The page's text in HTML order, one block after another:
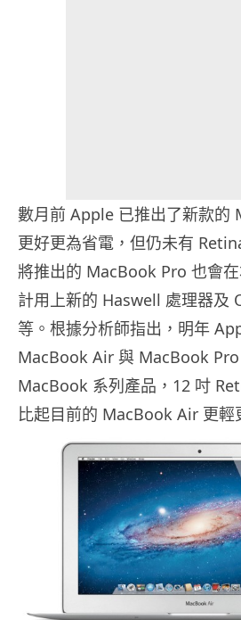
數月前 Apple 已推出了新款的
更好更為省電，但仍未有
將推出的 MacBook Pro 也會
計用上新的 Haswell 處理器及
等。根據分析師指出，明年
MacBook Air 與 MacBook
MacBook 系列產品，12 吋
比起目前的 MacBook Air 更輕